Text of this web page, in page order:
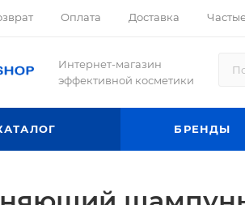
Оплата Доставка
Интернет-магазин
эффективной косметики
БРЕНДЫ